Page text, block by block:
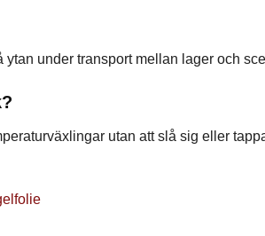
under transport mellan lager och
utan att slå sig eller